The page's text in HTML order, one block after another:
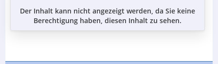
Der Inhalt kann nicht angezeigt werden, da Sie keine
Berechtigung haben, diesen Inhalt zu sehen.